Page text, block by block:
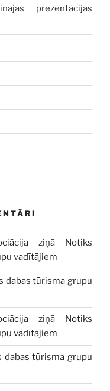
prezentācijās
ziņā Notiks
vadītājiem
dabas tūrisma grupu
ziņā Notiks
vadītājiem
dabas tūrisma grupu